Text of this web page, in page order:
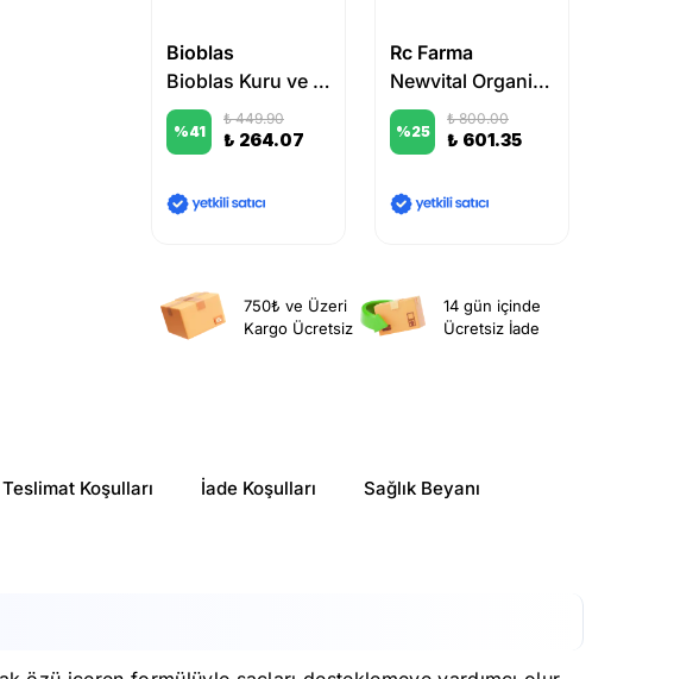
Bioblas
Bioblas Kuru ve Yıpranmış Saçlar için Saç Dökülmesi Şampuanı 1000 ml
%41
₺ 449.90
₺ 264.07
Rc Farma
Newvital Organics Dökülme karşıtı Şampuan 300 ml
%25
₺ 800.00
₺ 601.35
750₺ ve Üzeri
Kargo Ücretsiz
14 gün içinde
Ücretsiz İade
Teslimat Koşulları İade Koşulları Sağlık Beyanı